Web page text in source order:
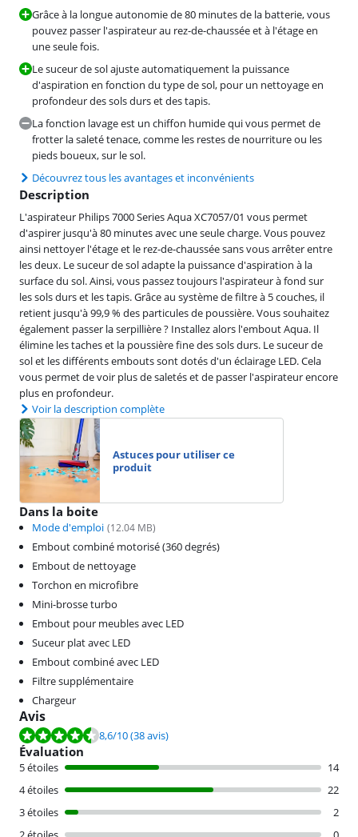
Grâce à la longue autonomie de 80 minutes de la batterie, vous
pouvez passer l'aspirateur au rez-de-chaussée et à l'étage en
une seule fois.
Le suceur de sol ajuste automatiquement la puissance
d'aspiration en fonction du type de sol, pour un nettoyage en
profondeur des sols durs et des tapis.
La fonction lavage est un chiffon humide qui vous permet de
frotter la saleté tenace, comme les restes de nourriture ou les
pieds boueux, sur le sol.
Découvrez tous les avantages et inconvénients
Description
L'aspirateur Philips 7000 Series Aqua XC7057/01 vous permet
d'aspirer jusqu'à 80 minutes avec une seule charge. Vous pouvez
ainsi nettoyer l'étage et le rez-de-chaussée sans vous arrêter entre
les deux. Le suceur de sol adapte la puissance d'aspiration à la
surface du sol. Ainsi, vous passez toujours l'aspirateur à fond sur
les sols durs et les tapis. Grâce au système de filtre à 5 couches, il
retient jusqu'à 99,9 % des particules de poussière. Vous souhaitez
également passer la serpillière ? Installez alors l'embout Aqua. Il
élimine les taches et la poussière fine des sols durs. Le suceur de
sol et les différents embouts sont dotés d'un éclairage LED. Cela
vous permet de voir plus de saletés et de passer l'aspirateur encore
plus en profondeur.
Voir la description complète
Astuces pour utiliser ce
produit
Dans la boite
Mode d'emploi (12.04 MB)
Embout combiné motorisé (360 degrés)
Embout de nettoyage
Torchon en microfibre
Mini-brosse turbo
Embout pour meubles avec LED
Suceur plat avec LED
Embout combiné avec LED
Filtre supplémentaire
Chargeur
Avis
La note est de 8,6 sur 10, basée sur 38 avis.
8,6/10(38 avis)
Évaluation
5 étoiles
14
4 étoiles
22
3 étoiles
2